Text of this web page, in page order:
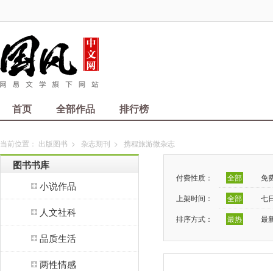
首页 全部作品 排行榜
当前位置： 出版图书 > 杂志期刊 > 携程旅游微杂志
图书书库
小说作品
人文社科
品质生活
两性情感
付费性质： 全部
免
上架时间：
全部
七
排序方式：
最热 最